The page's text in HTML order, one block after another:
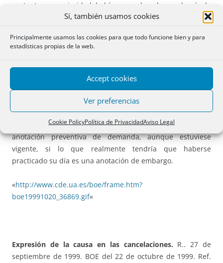
Sí, también usamos cookies
Principalmente usamos las cookies para que todo funcione bien y para
estadísticas propias de la web.
Accept cookies
Ver preferencias
Cookie PolicyPolítica de PrivacidadAviso Legal
sustentar su prioridad había ya caducado y además la
finca se encuentra inscrita en favor de terceras personas
la denegación. Aunque el caso es claro, la presentación
que se presentó el título en el Registro, todavía la
anotación no estaba caducada. Sin embargo dicha
anotación se practicó como de demanda cuando, parece
ser que tuvo que ser de embargo. Este es quizás el punto
más interesante, pues, tal vez, también sería causa de
denegación el sustentarse la adjudicación en una
anotación preventiva de demanda, aunque estuviese
vigente, si lo que realmente tendría que haberse
practicado su día es una anotación de embargo.
«http://www.cde.ua.es/boe/frame.htm?
boe19991020_36869.gif«
Expresión de la causa en las cancelaciones. R.. 27 de
septiembre de 1999. BOE del 22 de octubre de 1999. Ref.